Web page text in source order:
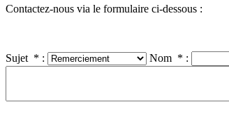
Contactez-nous via le formulaire ci-dessous :
Sujet * : Nom * :